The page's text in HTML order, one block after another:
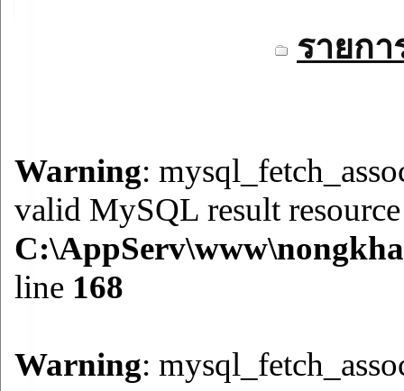
รายก
Warning:
valid MySQL result
line 168
Warning: